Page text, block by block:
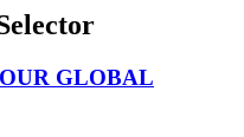
OUR GLOBAL